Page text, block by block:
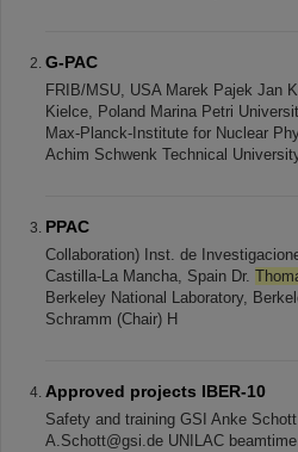
G-PAC
FRIB/MSU, USA Marek Pajek Jan
Kielce, Poland Marina Petri
Max-Planck-Institute for Nuclear
Achim Schwenk Technical
PPAC
Collaboration) Inst. de
Castilla-La Mancha, Spain Dr.
Berkeley National Laboratory,
Schramm (Chair) H
Approved projects IBER-10
Safety and training GSI Anke
A.Schott@gsi.de UNILAC